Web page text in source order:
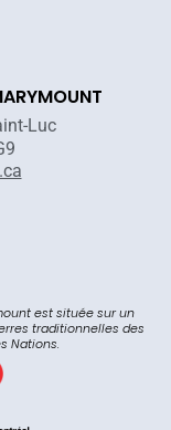
Luc
est située sur un
traditionnelles des
Nations.